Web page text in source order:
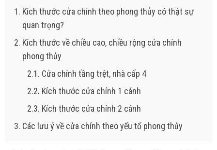
Kích thước cửa chính theo phong thủy có thật sự
quan trọng?
Kích thước về chiều cao, chiều rộng cửa chính
phong thủy
Cửa chính tầng trệt, nhà cấp 4
Kích thước cửa chính 1 cánh
Kích thước cửa chính 2 cánh
Các lưu ý về cửa chính theo yếu tố phong thủy